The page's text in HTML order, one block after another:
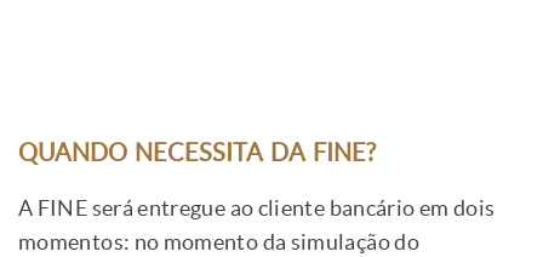
QUANDO NECESSITA DA FINE?
A FINE será entregue ao cliente bancário em dois
momentos: no momento da simulação do